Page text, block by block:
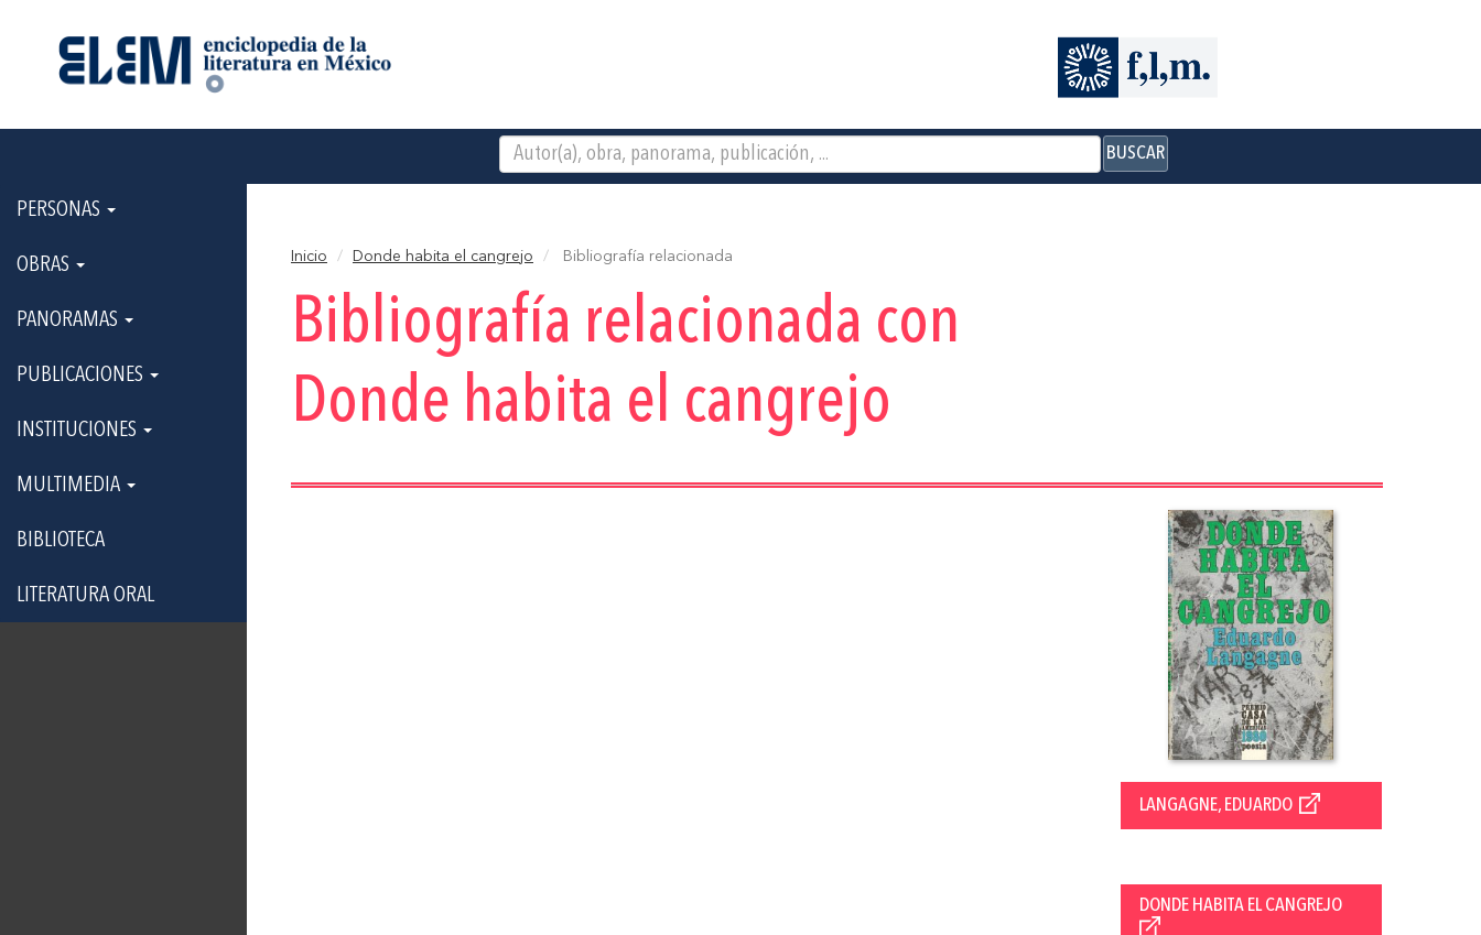
BUSCAR
PERSONAS
OBRAS
PANORAMAS
PUBLICACIONES
INSTITUCIONES
MULTIMEDIA
BIBLIOTECA
LITERATURA ORAL
Inicio Donde habita el cangrejo Bibliografía relacionada
Bibliografía relacionada con
Donde habita el cangrejo
LANGAGNE, EDUARDO
DONDE HABITA EL CANGREJO